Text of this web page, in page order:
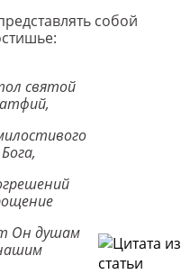
собой
святой
Бога,
Он душам